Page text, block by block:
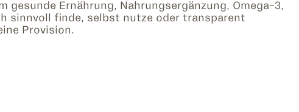
gesunde Ernährung, Nahrungsergänzung, Omega-3,
sinnvoll finde, selbst nutze oder transparent
Provision.